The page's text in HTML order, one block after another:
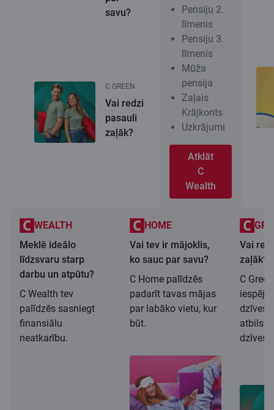
Pensiju 2.
līmenis
Pensiju 3.
līmenis
Mūža
pensija
Zaļais
Krājkonts
Uzkrājumi
Atklāt
C
Wealth
savu?
C GREEN
Vai redzi
pasauli
zaļāk?
WEALTH
Meklē ideālo
līdzsvaru starp
darbu un atpūtu?
C Wealth tev
palīdzēs sasniegt
finansiālu
neatkarību.
HOME
Vai tev ir mājoklis,
ko sauc par savu?
C Home palīdzēs
padarīt tavas mājas
par labāko vietu, kur
būt.
Vai
zaļāk?
C
iespēju
dzīves